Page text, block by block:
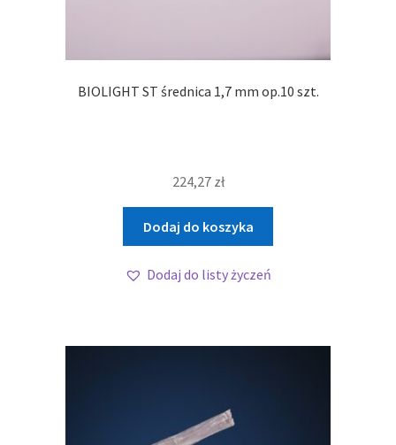
BIOLIGHT ST średnica 1,7 mm op.10 szt.
224,27 zł
Dodaj do koszyka
Dodaj do listy życzeń